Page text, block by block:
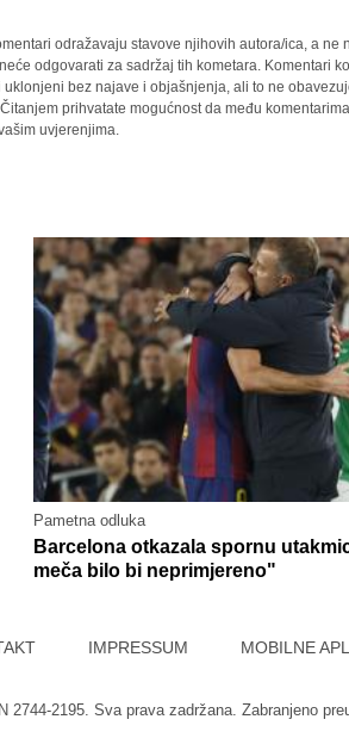
odražavaju stavove njihovih autora/ica, a ne
odgovarati za sadržaj tih kometara. Komentari
bez najave i objašnjenja, ali to ne
prihvatate mogućnost da među
uvjerenjima.
Pametna odluka
Barcelona otkazala spornu
meča bilo bi neprimjereno"
IMPRESSUM MOBILNE
2744-2195. Sva prava zadržana. Zabranjeno